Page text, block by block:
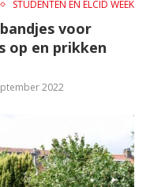
STUDENTEN EN ELCID WEEK
voor
op en prikken
2022